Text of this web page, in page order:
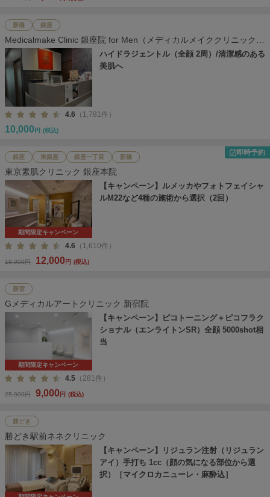
新橋 銀座
Medicalmake Clinic 銀座院 for Men（メディカルメイククリニック
銀座院）
ハイドラジェントル（全顔 2周）/清潔感のある
美肌へ
4.6 （1,781件）
10,000 円 (税込)
銀座 東銀座 銀座一丁目 新橋
即時予約
東京素肌クリニック 銀座本院
期間限定キャンペーン
【キャンペーン】ルメッカやフォトフェイシャ
ルM22など4種の施術から選択（2回）
4.6 （1,610件）
18,000円 12,000円 (税込)
新宿
Gメディカルアートクリニック 新宿院
期間限定キャンペーン
【キャンペーン】ピコトーニング＋ピコフラク
ショナル（エンライトンSR）全顔 5000shot相
当
4.5 （281件）
25,000円 9,000円 (税込)
勝どき
勝どき駅前ネネクリニック
【キャンペーン】リジュラン注射（リジュラン
アイ）手打ち 1cc（顔の気になる部位から選
択）［マイクロカニューレ・麻酔込］